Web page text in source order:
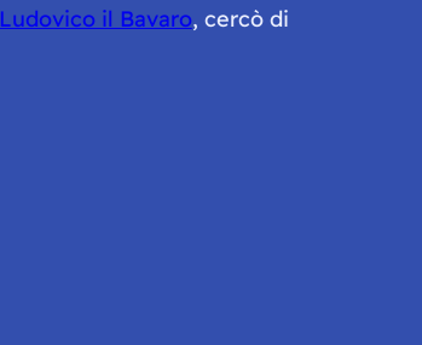
Ludovico il Bavaro, cercò di